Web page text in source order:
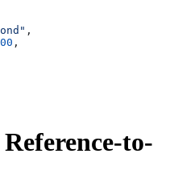
,
,
to-